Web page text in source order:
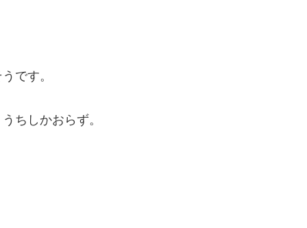
です。
ちしかおらず。